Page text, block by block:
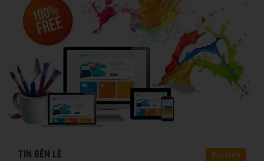
TIN BÊN LỀ Đọc thêm